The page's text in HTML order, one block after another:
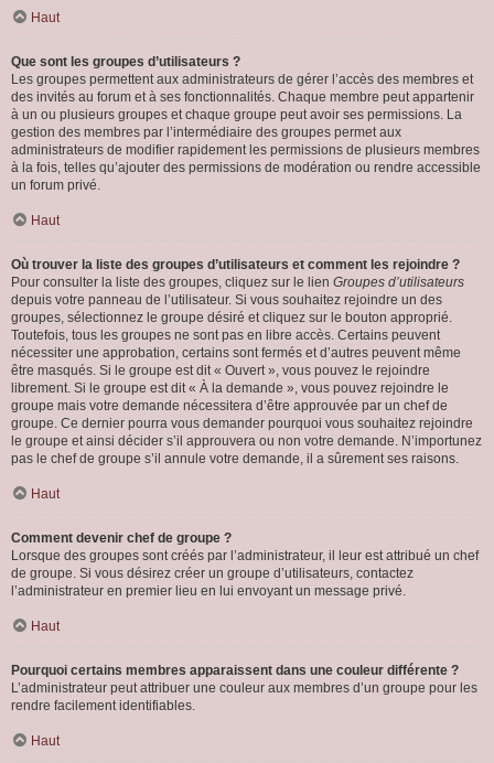
Haut
Que sont les groupes d’utilisateurs ?
Les groupes permettent aux administrateurs de gérer l’accès des membres et
des invités au forum et à ses fonctionnalités. Chaque membre peut appartenir
à un ou plusieurs groupes et chaque groupe peut avoir ses permissions. La
gestion des membres par l’intermédiaire des groupes permet aux
administrateurs de modifier rapidement les permissions de plusieurs membres
à la fois, telles qu’ajouter des permissions de modération ou rendre accessible
un forum privé.
Haut
Où trouver la liste des groupes d’utilisateurs et comment les rejoindre ?
Pour consulter la liste des groupes, cliquez sur le lien Groupes d’utilisateurs
depuis votre panneau de l’utilisateur. Si vous souhaitez rejoindre un des
groupes, sélectionnez le groupe désiré et cliquez sur le bouton approprié.
Toutefois, tous les groupes ne sont pas en libre accès. Certains peuvent
nécessiter une approbation, certains sont fermés et d’autres peuvent même
être masqués. Si le groupe est dit « Ouvert », vous pouvez le rejoindre
librement. Si le groupe est dit « À la demande », vous pouvez rejoindre le
groupe mais votre demande nécessitera d’être approuvée par un chef de
groupe. Ce dernier pourra vous demander pourquoi vous souhaitez rejoindre
le groupe et ainsi décider s’il approuvera ou non votre demande. N’importunez
pas le chef de groupe s’il annule votre demande, il a sûrement ses raisons.
Haut
Comment devenir chef de groupe ?
Lorsque des groupes sont créés par l’administrateur, il leur est attribué un chef
de groupe. Si vous désirez créer un groupe d’utilisateurs, contactez
l’administrateur en premier lieu en lui envoyant un message privé.
Haut
Pourquoi certains membres apparaissent dans une couleur différente ?
L’administrateur peut attribuer une couleur aux membres d’un groupe pour les
rendre facilement identifiables.
Haut